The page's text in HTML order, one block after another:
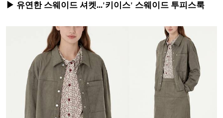
▶ 유연한 스웨이드 셔켓...'키이스' 스웨이드 투피스룩